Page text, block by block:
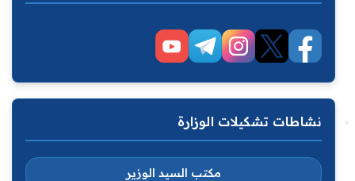
نشاطات تشكيلات الوزارة
مكتب السيد الوزير